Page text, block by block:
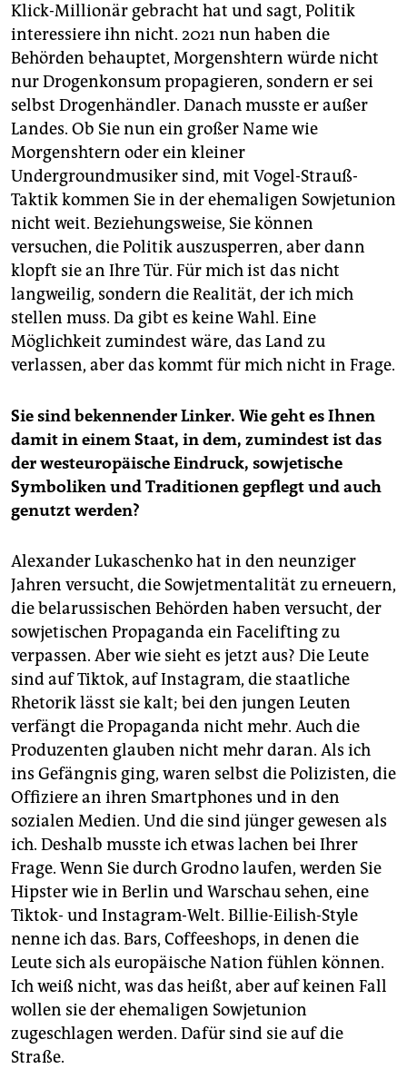
Klick-Millionär gebracht hat und sagt, Politik
interessiere ihn nicht. 2021 nun haben die
Behörden behauptet, Morgenshtern würde nicht
nur Drogenkonsum propagieren, sondern er sei
selbst Drogenhändler. Danach musste er außer
Landes. Ob Sie nun ein großer Name wie
Morgenshtern oder ein kleiner
Undergroundmusiker sind, mit Vogel-Strauß-
Taktik kommen Sie in der ehemaligen Sowjetunion
nicht weit. Beziehungsweise, Sie können
versuchen, die Politik auszusperren, aber dann
klopft sie an Ihre Tür. Für mich ist das nicht
langweilig, sondern die Realität, der ich mich
stellen muss. Da gibt es keine Wahl. Eine
Möglichkeit zumindest wäre, das Land zu
verlassen, aber das kommt für mich nicht in Frage.
Sie sind bekennender Linker. Wie geht es Ihnen
damit in einem Staat, in dem, zumindest ist das
der westeuropäische Eindruck, sowjetische
Symboliken und Traditionen gepflegt und auch
genutzt werden?
Alexander Lukaschenko hat in den neunziger
Jahren versucht, die Sowjetmentalität zu erneuern,
die belarussischen Behörden haben versucht, der
sowjetischen Propaganda ein Facelifting zu
verpassen. Aber wie sieht es jetzt aus? Die Leute
sind auf Tiktok, auf Instagram, die staatliche
Rhetorik lässt sie kalt; bei den jungen Leuten
verfängt die Propaganda nicht mehr. Auch die
Produzenten glauben nicht mehr daran. Als ich
ins Gefängnis ging, waren selbst die Polizisten, die
Offiziere an ihren Smartphones und in den
sozialen Medien. Und die sind jünger gewesen als
ich. Deshalb musste ich etwas lachen bei Ihrer
Frage. Wenn Sie durch Grodno laufen, werden Sie
Hipster wie in Berlin und Warschau sehen, eine
Tiktok- und Instagram-Welt. Billie-Eilish-Style
nenne ich das. Bars, Coffeeshops, in denen die
Leute sich als europäische Nation fühlen können.
Ich weiß nicht, was das heißt, aber auf keinen Fall
wollen sie der ehemaligen Sowjetunion
zugeschlagen werden. Dafür sind sie auf die
Straße.